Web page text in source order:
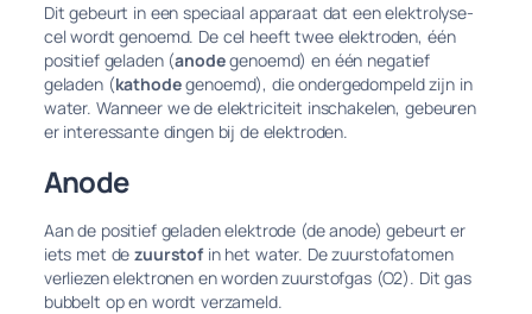
Dit gebeurt in een speciaal apparaat dat een elektrolyse-
cel wordt genoemd. De cel heeft twee elektroden, één
positief geladen (anodegenoemd) en één negatief
geladen (kathodegenoemd), die ondergedompeld zijn in
water. Wanneer we de elektriciteit inschakelen, gebeuren
er interessante dingen bij de elektroden.
Anode
Aan de positief geladen elektrode (de anode) gebeurt er
iets met dezuurstofin het water. De zuurstofatomen
verliezen elektronen en worden zuurstofgas (O2). Dit gas
bubbelt op en wordt verzameld.